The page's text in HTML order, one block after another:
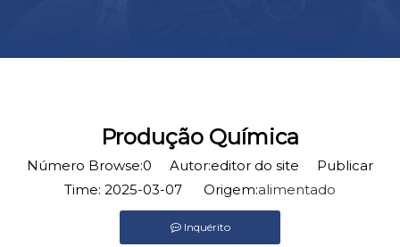
Produção Química
Número Browse:0 Autor:editor do site Publicar
Time: 2025-03-07 Origem:alimentado
Inquérito